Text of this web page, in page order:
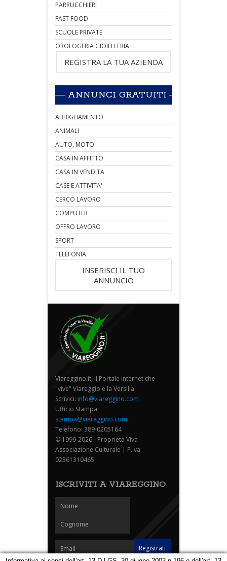
PARRUCCHIERI
FAST FOOD
SCUOLE PRIVATE
OROLOGERIA GIOIELLERIA
REGISTRA LA TUA AZIENDA
ANNUNCI GRATUITI
ABBIGLIAMENTO
ANIMALI
AUTO, MOTO
CASA IN AFFITTO
CASA IN VENDITA
CASE E ATTIVITA'
CERCO LAVORO
COMPUTER
OFFRO LAVORO
SPORT
TELEFONIA
INSERISCI IL TUO
ANNUNCIO
Viareggino.it, il Portale internet che
"vive" Viareggio e la Versilia
Scrivici: info@viareggino.com
Ufficio Stampa:
stampa@viareggino.com
Telefono: 389-0205164
© 1999-2026 - Proprietà Viva
Associazione Culturale | P.Iva
02361310465
ISCRIVITI A VIAREGGINO